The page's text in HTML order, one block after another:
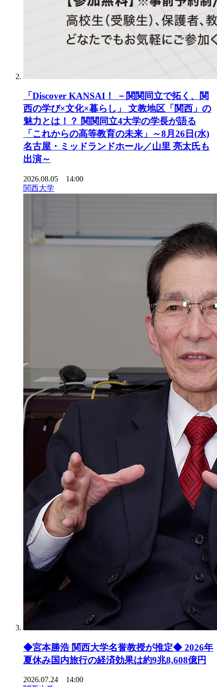
「Discover KANSAI！ －関関同立で拓く、関
西の学び×文化×暮らし」 文教地区「関西」の
魅力とは！？ 関関同立4大学の学長が語る
「これからの高等教育の未来」～8月26日(水)
名古屋・ミッドランドホール／山里 亮太氏も
出演～
2026.08.05 14:00
関西大学
◆宮本勝浩 関西大学名誉教授が推定◆ 2026年
夏休み国内旅行の経済効果は約9兆8,608億円
2026.07.24 14:00